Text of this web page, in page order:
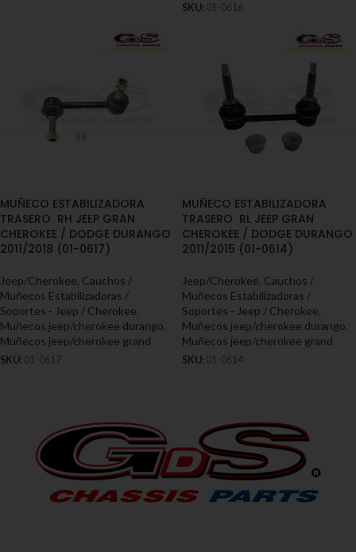
SKU: 01-0616
MUÑECO ESTABILIZADORA
TRASERO RH JEEP GRAN
CHEROKEE / DODGE DURANGO
2011/2018 (01-0617)
Jeep/Cherokee Cauchos /
Muñecos Estabilizadoras /
Soportes - Jeep / Cherokee
Muñecos jeep/cherokee durango
Muñecos jeep/cherokee grand
SKU: 01-0617
MUÑECO ESTABILIZADORA
TRASERO RL JEEP GRAN
CHEROKEE / DODGE DURANGO
2011/2015 (01-0614)
Jeep/Cherokee Cauchos /
Muñecos Estabilizadoras /
Soportes - Jeep / Cherokee
Muñecos jeep/cherokee durango
Muñecos jeep/cherokee grand
SKU: 01-0614